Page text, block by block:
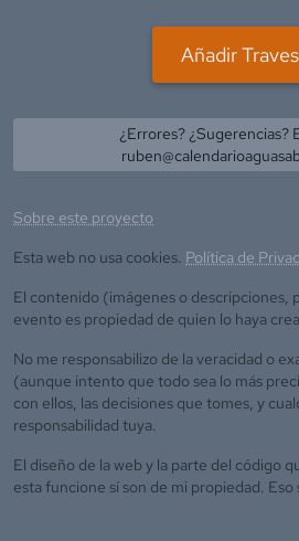
Añadir
¿Errores? ¿Sugerencias?
Sobre este proyecto
Esta web no usa cookies. Política de
El contenido (imágenes o descripciones,
evento es propiedad de quien lo haya
No me responsabilizo de la veracidad o
(aunque intento que todo sea lo más
con ellos, las decisiones que tomes, y
responsabilidad tuya.
El diseño de la web y la parte del código
esta funcione sí son de mi propiedad. Eso